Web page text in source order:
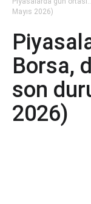
Mayıs 2026)
Borsa,
son
2026)